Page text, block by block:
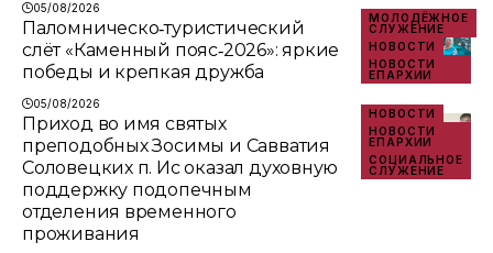
05/08/2026
МОЛОДЁЖНОЕ
СЛУЖЕНИЕ
НОВОСТИ
НОВОСТИ
ЕПАРХИИ
Паломническо‑туристический
слёт «Каменный пояс‑2026»: яркие
победы и крепкая дружба
05/08/2026
НОВОСТИ
НОВОСТИ
ЕПАРХИИ
СОЦИАЛЬНОЕ
СЛУЖЕНИЕ
Приход во имя святых
преподобных Зосимы и Савватия
Соловецких п. Ис оказал духовную
поддержку подопечным
отделения временного
проживания